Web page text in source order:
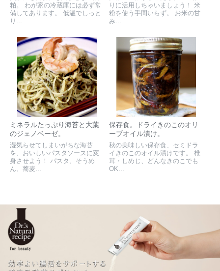
粕。 わが家の冷蔵庫には必ず常
備してあります。 低温でしっと
り...
りに活用しちゃいましょう！ 米
粉を使う手間いらず。 お米の甘
み...
ミネラルたっぷり海苔と大葉
のジェノベーゼ。
湿気らせてしまいがちな海苔
を、おいしいパスタソースに変
身させよう！ パスタ、そうめ
ん、蕎麦...
保存食。ドライきのこのオリ
ーブオイル漬け。
秋の美味しい保存食、セミドラ
イきのこのオイル漬けです。 椎
茸・しめじ、どんなきのこでも
OK...